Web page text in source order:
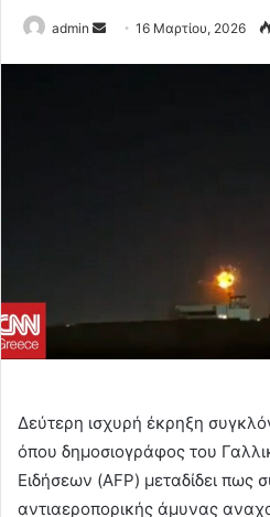
admin
Send16 Μαρτίου, 2026
Δεύτερη ισχυρή έκρηξη
όπου δημοσιογράφος του
Ειδήσεων (AFP) μεταδίδει πως
αντιαεροπορικής άμυνας